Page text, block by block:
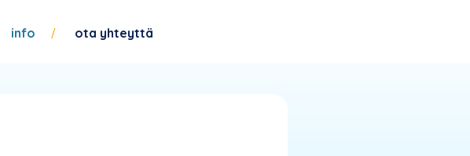
info ota yhteyttä